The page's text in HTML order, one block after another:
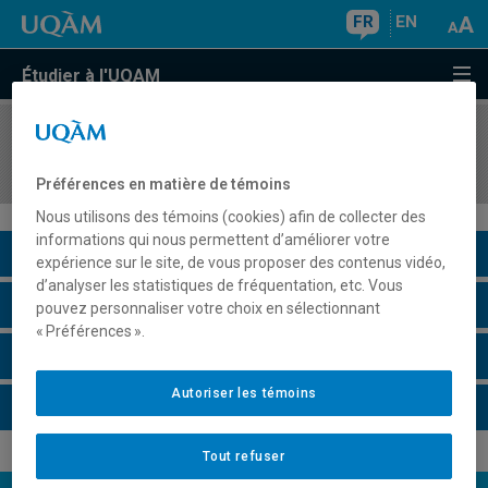
FR EN
Étudier à l'UQAM
COURS//
Description du cours
Horaire - Été 2026
Préférences en matière de témoins
Nous utilisons des témoins (cookies) afin de collecter des
informations qui nous permettent d’améliorer votre
expérience sur le site, de vous proposer des contenus vidéo,
d’analyser les statistiques de fréquentation, etc. Vous
pouvez personnaliser votre choix en sélectionnant
« Préférences ».
Tout refuser
Autoriser les témoins